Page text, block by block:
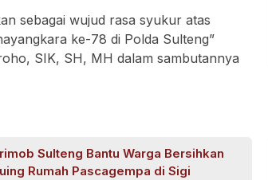
sebagai wujud rasa syukur atas
ke-78 di Polda Sulteng”
SIK, SH, MH dalam sambutannya
Sulteng Bantu Warga Bersihkan
Rumah Pascagempa di Sigi